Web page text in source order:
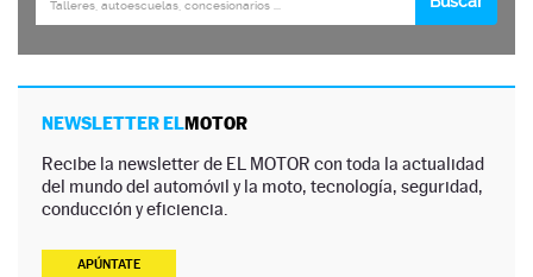
NEWSLETTER ELMOTOR
Recibe la newsletter de EL MOTOR con toda la actualidad
del mundo del automóvil y la moto, tecnología, seguridad,
conducción y eficiencia.
APÚNTATE